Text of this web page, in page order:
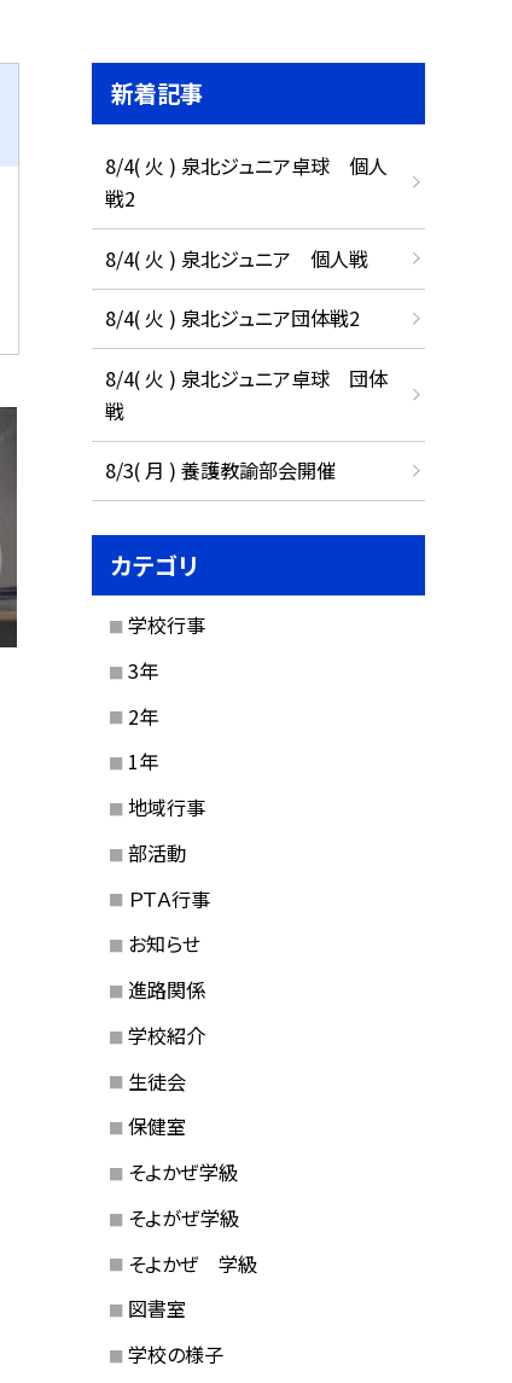
新着記事
8/4( 火 ) 泉北ジュニア卓球 個人
戦2
8/4( 火 ) 泉北ジュニア 個人戦
8/4( 火 ) 泉北ジュニア団体戦2
8/4( 火 ) 泉北ジュニア卓球 団体
戦
8/3( 月 ) 養護教諭部会開催
カテゴリ
学校行事
3年
2年
1年
地域行事
部活動
ＰＴＡ行事
お知らせ
進路関係
学校紹介
生徒会
保健室
そよかぜ学級
そよがぜ学級
そよかぜ 学級
図書室
学校の様子